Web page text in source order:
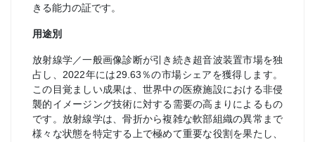
きる能力の証です。
用途別
放射線学／一般画像診断が引き続き超音波装置市場を独
占し、2022年には29.63％の市場シェアを獲得します。
この目覚ましい成果は、世界中の医療施設における非侵
襲的イメージング技術に対する需要の高まりによるもの
です。放射線学は、骨折から複雑な軟部組織の異常まで
様々な状態を特定する上で極めて重要な役割を果たし、